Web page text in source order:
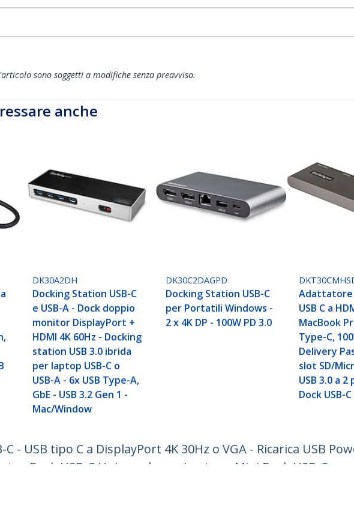
sono soggetti a modifiche senza preavviso.
anche
DK30A2DH
Docking Station USB-C
e USB-A - Dock doppio
monitor DisplayPort +
HDMI 4K 60Hz - Docking
station USB 3.0 ibrida
per laptop USB-C o
USB-A - 6x USB Type-A,
GbE - USB 3.2 Gen 1 -
Mac/Window
DK30C2DAGPD
Docking Station USB-C
per Portatili Windows -
2 x 4K DP - 100W PD 3.0
USB C a
MacBook
Type-C,
Delivery
slot SD/
USB 3.0 a
Dock USB-
- USB tipo C a DisplayPort 4K 30Hz o VGA - Ricarica USB
- Dock USB-C Universale per Laptop - Mini Dock USB-C